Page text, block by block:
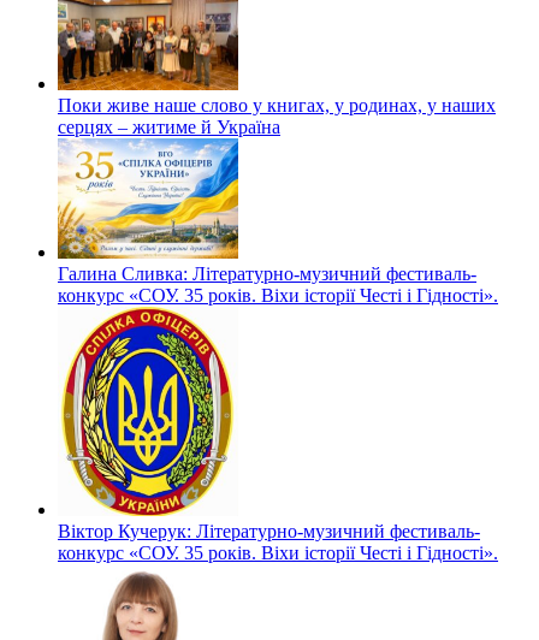
Поки живе наше слово у книгах, у родинах, у наших
серцях – житиме й Україна
Галина Сливка: Літературно-музичний фестиваль-
конкурс «СОУ. 35 років. Віхи історії Честі і Гідності».
Віктор Кучерук: Літературно-музичний фестиваль-
конкурс «СОУ. 35 років. Віхи історії Честі і Гідності».